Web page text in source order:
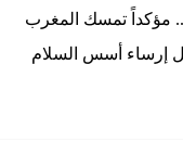
مؤكداً تمسك المغرب
إرساء أسس السلام